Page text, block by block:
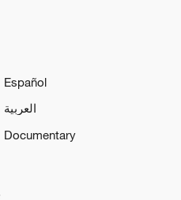
Español
العربية
Documentary